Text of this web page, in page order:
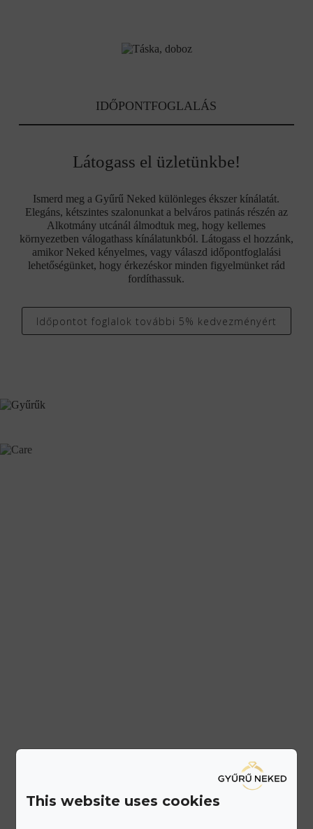
IDŐPONTFOGLALÁS
Látogass el üzletünkbe!
Ismerd meg a Gyűrű Neked különleges ékszer kínálatát.
Elegáns, kétszintes szalonunkat a belváros patinás részén az
Alkotmány utcánál álmodtuk meg, hogy kellemes
környezetben válogathass kínálatunkból. Látogass el hozzánk,
amikor Neked kényelmes, vagy válaszd időpontfoglalási
lehetőségünket, hogy érkezéskor minden figyelmünket rád
fordíthassuk.
Időpontot foglalok további 5% kedvezményért
This website uses cookies